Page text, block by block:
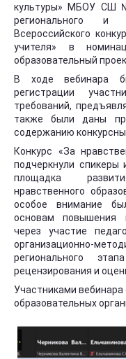
культуры» МБОУ СШ
регионального и
Всероссийского
учителя» в
образовательный
В ходе вебинара
регистрации
требований,
также были даны
содержанию
Конкурс «За
подчеркнули спикеры
площадка
нравственного
особое внимание
основам повышения
через участие
организационно-
регионального
рецензирования и
Участниками вебинара
образовательных